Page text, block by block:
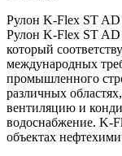
Рулон K-Flex ST AD
Рулон K-Flex ST
который
международных
промышленного
различных
вентиляцию и
водоснабжение. K-
объектах